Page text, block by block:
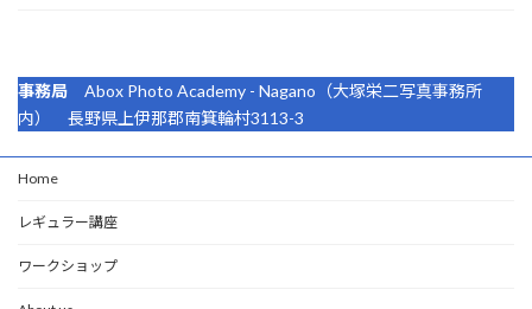
事務局 Abox Photo Academy - Nagano（大塚栄二写真事務所
内） 長野県上伊那郡南箕輪村3113-3
Home
レギュラー講座
ワークショップ